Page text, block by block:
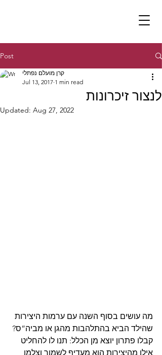
Post
לנצור זיכרונות
קרן מועלם נפתלי
Jul 13, 2017 1 min read
Updated: Aug 27, 2022
מה עושים בסוף השנה עם ערמות היצירות
שהילד הביא בהתלהבות מהגן או מביה”ס?
קבלו פתרון יוצא מן הכלל: תנו לו להחליט
אילו מהיצירות הוא מעדיף לשמור וצלמו